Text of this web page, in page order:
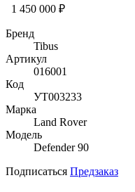
1 450 000 ₽
Бренд
Tibus
Артикул
016001
Код
УТ003233
Марка
Land Rover
Модель
Defender 90
Подписаться Предзаказ